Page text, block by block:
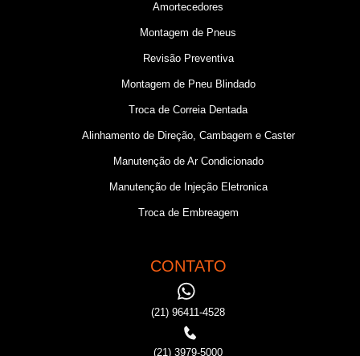
Amortecedores
Montagem de Pneus
Revisão Preventiva
Montagem de Pneu Blindado
Troca de Correia Dentada
Alinhamento de Direção, Cambagem e Caster
Manutenção de Ar Condicionado
Manutenção de Injeção Eletronica
Troca de Embreagem
CONTATO
(21) 96411-4528
(21) 3979-5000